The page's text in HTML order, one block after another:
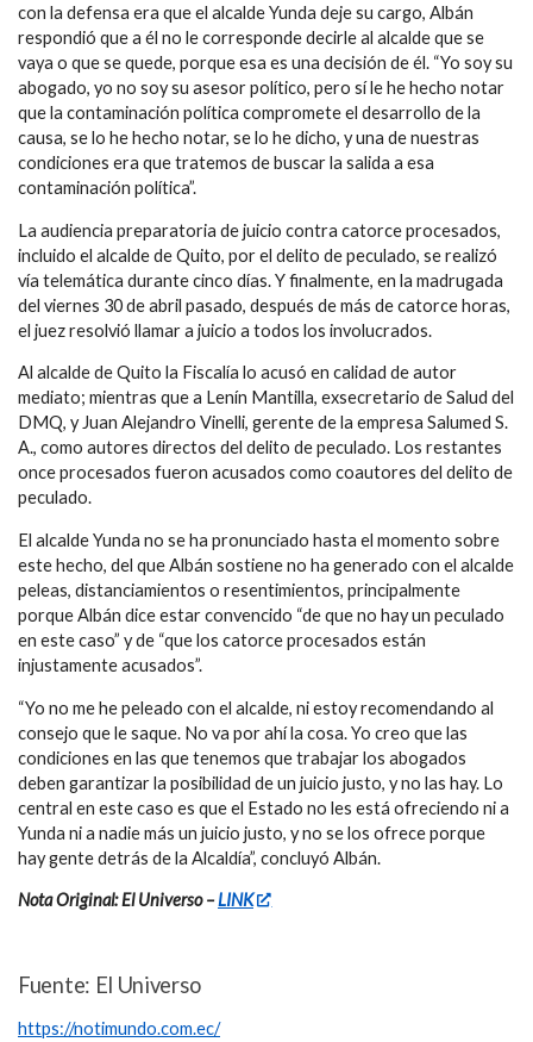
con la defensa era que el alcalde Yunda deje su cargo, Albán
respondió que a él no le corresponde decirle al alcaldeque se
vaya o que se quede, porque esa es una decisión de él. “Yo soy su
abogado, yo no soy su asesor político, pero sí le he hecho notar
que la contaminación política compromete el desarrollo de la
causa, se lo he hecho notar, se lo he dicho, y una de nuestras
condiciones era que tratemos de buscar la salida a esa
contaminación política”.
La audiencia preparatoria de juicio contra catorce procesados,
incluido el alcalde de Quito, por el delito de peculado, se realizó
vía telemática durante cinco días.Y finalmente, en la madrugada
del viernes 30 de abril pasado, después de más de catorce horas,
el juez resolvió llamar a juicio a todos los involucrados.
Al alcalde de Quito la Fiscalía lo acusó en calidad de autor
mediato; mientras que a Lenín Mantilla, exsecretario de Salud del
DMQ, y Juan Alejandro Vinelli, gerente de la empresa Salumed S.
A., como autores directos del delito de peculado. Los restantes
once procesados fueron acusados como coautores del delito de
peculado.
El alcalde Yunda no se ha pronunciado hasta el momento sobre
este hecho, del que Albán sostiene no ha generado con el alcalde
peleas, distanciamientos o resentimientos, principalmente
porque Albán dice estar convencido “de queno hay un peculado
en este caso” y de “que los catorce procesados están
injustamente acusados”.
“Yo no me he peleado con el alcalde, ni estoy recomendando al
consejo que le saque. No va por ahí la cosa. Yo creo que las
condiciones en las que tenemos que trabajar los abogados
deben garantizar la posibilidad de un juicio justo, y no las hay. Lo
central en este caso es que el Estado no les está ofreciendo ni a
Yunda ni a nadie más un juicio justo, y no se los ofrece porque
hay gente detrás de la Alcaldía”, concluyó Albán.
Nota Original: El Universo –LINK
Fuente: El Universo
https://notimundo.com.ec/